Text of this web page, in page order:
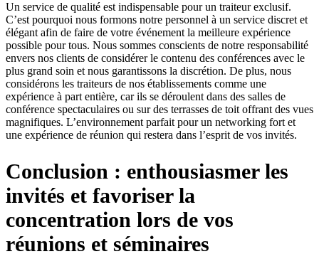
Un service de qualité est indispensable pour un traiteur exclusif.
C’est pourquoi nous formons notre personnel à un service discret et
élégant afin de faire de votre événement la meilleure expérience
possible pour tous. Nous sommes conscients de notre responsabilité
envers nos clients de considérer le contenu des conférences avec le
plus grand soin et nous garantissons la discrétion. De plus, nous
considérons les traiteurs de nos établissements comme une
expérience à part entière, car ils se déroulent dans des salles de
conférence spectaculaires ou sur des terrasses de toit offrant des vues
magnifiques. L’environnement parfait pour un networking fort et
une expérience de réunion qui restera dans l’esprit de vos invités.
Conclusion : enthousiasmer les
invités et favoriser la
concentration lors de vos
réunions et séminaires